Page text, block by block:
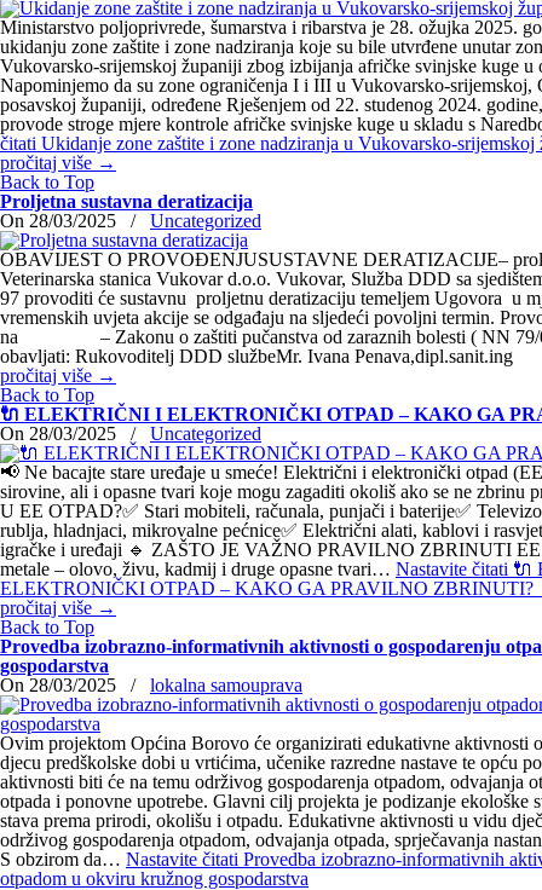
Ministarstvo poljoprivrede, šumarstva i ribarstva je 28. ožujka 2025.
ukidanju zone zaštite i zone nadziranja koje su bile utvrđene unutar
Vukovarsko-srijemskoj županiji zbog izbijanja afričke svinjske kuge u
Napominjemo da su zone ograničenja I i III u Vukovarsko-srijemskoj,
posavskoj županiji, određene Rješenjem od 22. studenog 2024.
provode stroge mjere kontrole afričke svinjske kuge u skladu s
čitati Ukidanje zone zaštite i zone nadziranja u Vukovarsko-srijemskoj
pročitaj više →
Back to Top
Proljetna sustavna deratizacija
On 28/03/2025
/
Uncategorized
OBAVIJEST O PROVOĐENJUSUSTAVNE DERATIZACIJE–
Veterinarska stanica Vukovar d.o.o. Vukovar, Služba DDD sa
97 provoditi će sustavnu proljetnu deratizaciju temeljem Ugovora u
vremenskih uvjeta akcije se odgađaju na sljedeći povoljni termin.
na – Zakonu o zaštiti pučanstva od zaraznih bolesti ( NN 79/
obavljati: Rukovoditelj DDD službeMr. Ivana Penava,dipl.sanit.ing
pročitaj više →
Back to Top
🔌 ELEKTRIČNI I ELEKTRONIČKI OTPAD – KAKO GA
On 28/03/2025
/
Uncategorized
📢 Ne bacajte stare uređaje u smeće! Električni i elektronički otpad
sirovine, ali i opasne tvari koje mogu zagaditi okoliš ako se ne
U EE OTPAD?✅ Stari mobiteli, računala, punjači i baterije✅
rublja, hladnjaci, mikrovalne pećnice✅ Električni alati, kablovi i
igračke i uređaji 🔹 ZAŠTO JE VAŽNO PRAVILNO ZBRINUTI
metale – olovo, živu, kadmij i druge opasne tvari… Nastavite čitati 🔌
ELEKTRONIČKI OTPAD – KAKO GA PRAVILNO
pročitaj više →
Back to Top
Provedba izobrazno-informativnih aktivnosti o gospodarenju
gospodarstva
On 28/03/2025
/ lokalna samouprava
Ovim projektom Općina Borovo će organizirati edukativne aktivnosti
djecu predškolske dobi u vrtićima, učenike razredne nastave te opću
aktivnosti biti će na temu održivog gospodarenja otpadom, odvajanja
otpada i ponovne upotrebe. Glavni cilj projekta je podizanje ekološke
stava prema prirodi, okolišu i otpadu. Edukativne aktivnosti u vidu
održivog gospodarenja otpadom, odvajanja otpada, sprječavanja
S obzirom da… Nastavite čitati Provedba izobrazno-informativnih
otpadom u okviru kružnog gospodarstva